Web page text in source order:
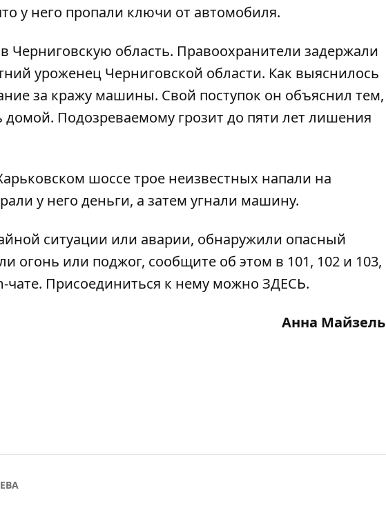
у него пропали ключи от автомобиля.
Черниговскую область. Правоохранители задержали
уроженец Черниговской области. Как выяснилось
за кражу машины. Свой поступок он объяснил тем,
Подозреваемому грозит до пяти лет лишения
шоссетрое неизвестных напали на
у него деньги, а затем угнали машину.
ситуации или аварии, обнаружили опасный
огонь или поджог, сообщите об этом в 101, 102 и 103,
Присоединиться к нему можно ЗДЕСЬ.
Анна Майзель